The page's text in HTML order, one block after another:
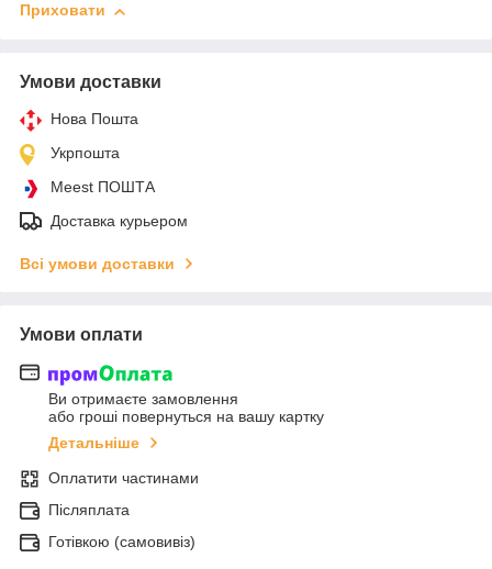
Приховати
Умови доставки
Нова Пошта
Укрпошта
Meest ПОШТА
Доставка курьером
Всі умови доставки
Умови оплати
Ви отримаєте замовлення
або гроші повернуться на вашу картку
Детальніше
Оплатити частинами
Післяплата
Готівкою (самовивіз)